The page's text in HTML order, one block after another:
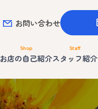
お問い合わせ
Shop
お店の自己紹介
Staff
スタッフ紹介